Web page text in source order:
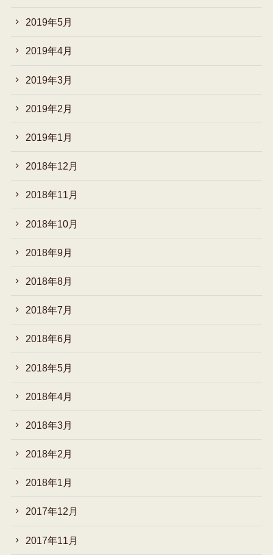
2019年5月
2019年4月
2019年3月
2019年2月
2019年1月
2018年12月
2018年11月
2018年10月
2018年9月
2018年8月
2018年7月
2018年6月
2018年5月
2018年4月
2018年3月
2018年2月
2018年1月
2017年12月
2017年11月